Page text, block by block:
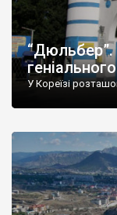
“Дюльбер”.
У Кореїзі